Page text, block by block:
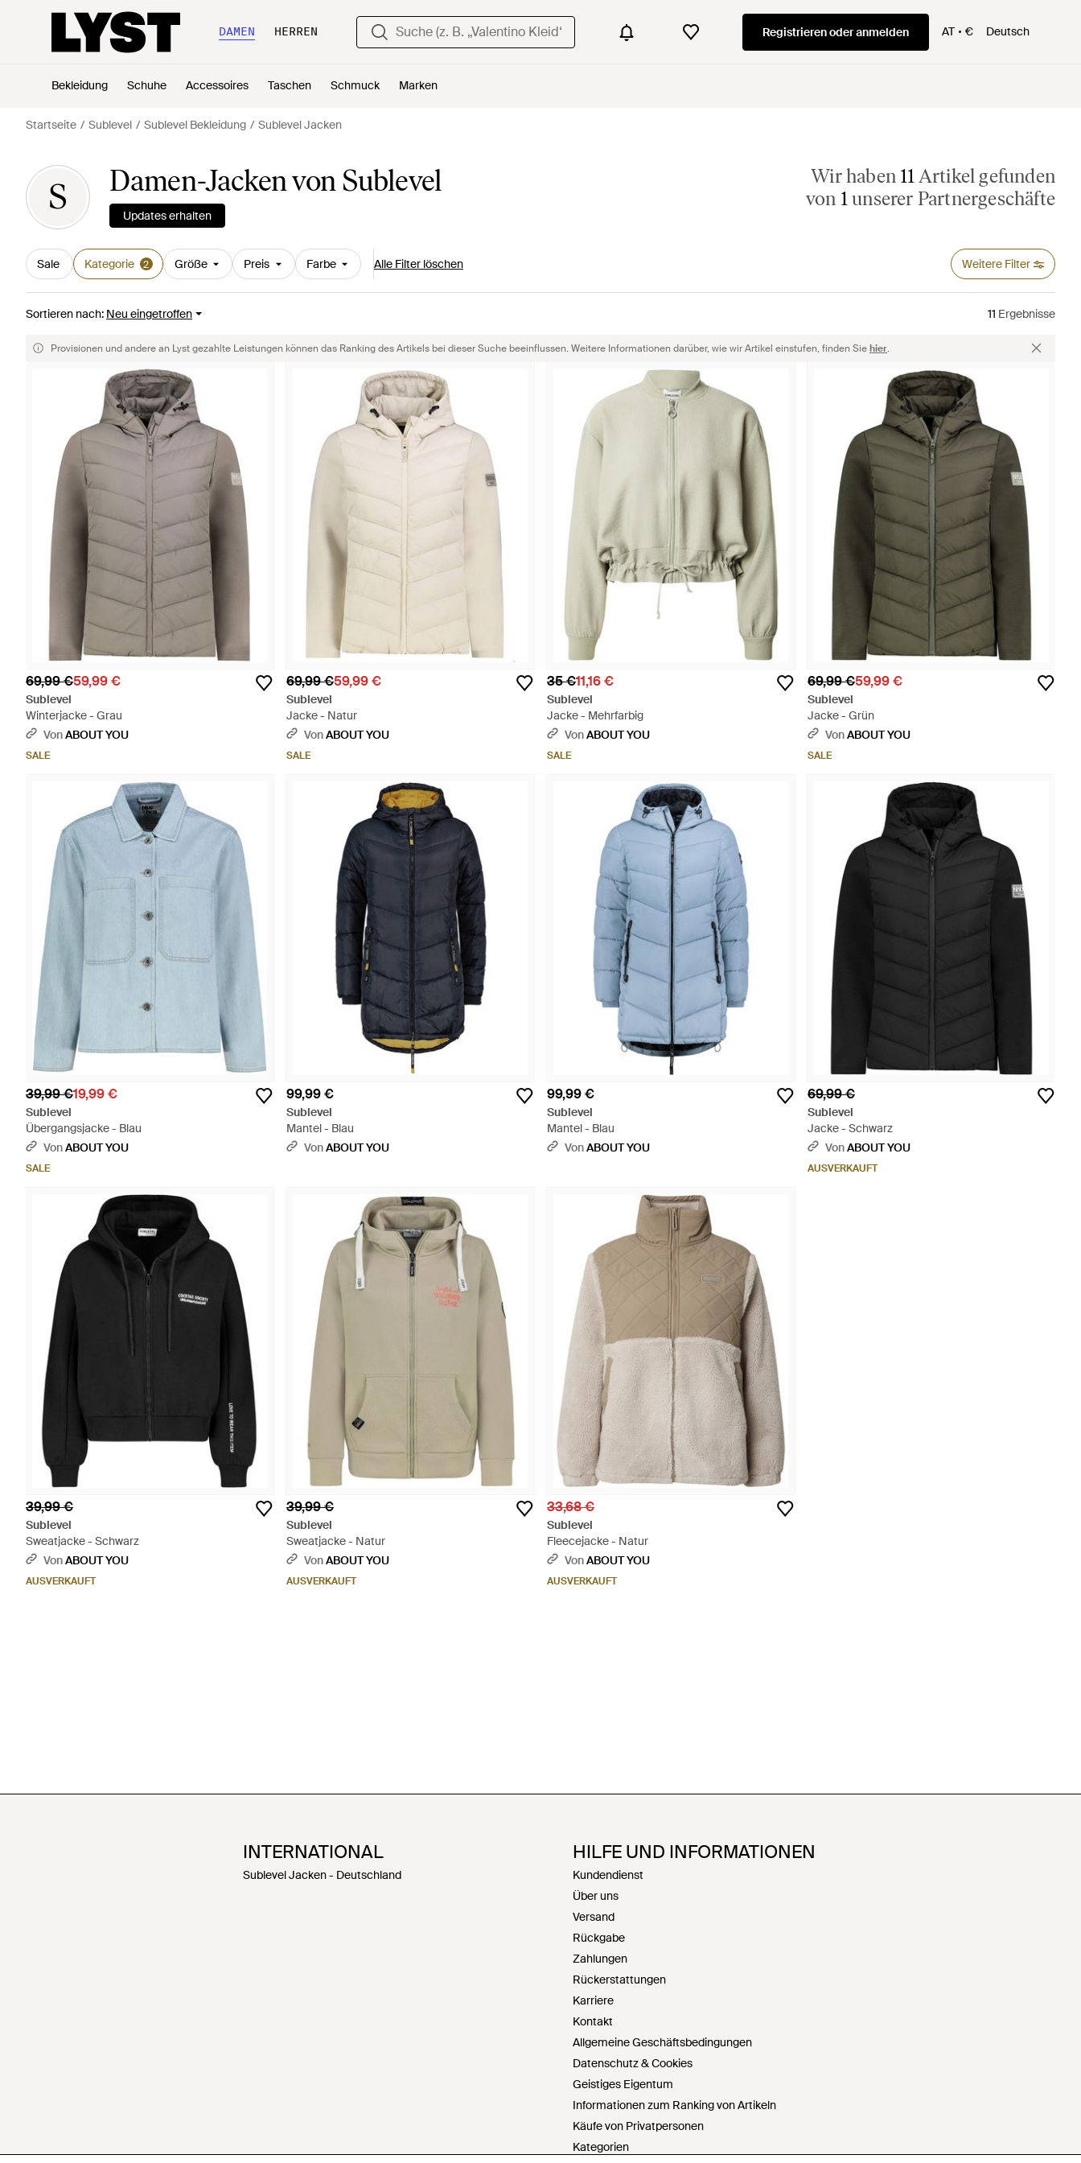
DAMEN HERREN Registrieren oder anmelden AT € Deutsch
Bekleidung Schuhe Accessoires Taschen Schmuck Marken
Startseite Sublevel Sublevel Bekleidung Sublevel Jacken
S Damen-Jacken von Sublevel
Updates erhalten
Wir haben 11Artikel gefunden
von 1unserer Partnergeschäfte
Sale Kategorie 2 Größe Preis Farbe Alle Filter löschen Weitere Filter
Sortieren nach: Neu eingetroffen 11 Ergebnisse
Provisionen und andere an Lyst gezahlte Leistungen können das Ranking des Artikels bei dieser Suche beeinflussen. Weitere Informationen darüber, wie wir Artikel einstufen, finden Siehier.
69,99 €59,99 €
Sublevel
Winterjacke - Grau
VonABOUT YOU
SALE
69,99 €59,99 €
Sublevel
Jacke - Natur
VonABOUT YOU
SALE
35 €11,16 €
Sublevel
Jacke - Mehrfarbig
VonABOUT YOU
SALE
69,99 €59,99 €
Sublevel
Jacke - Grün
VonABOUT YOU
SALE
39,99 €19,99 €
Sublevel
Übergangsjacke - Blau
VonABOUT YOU
SALE
99,99 €
Sublevel
Mantel - Blau
VonABOUT YOU
99,99 €
Sublevel
Mantel - Blau
VonABOUT YOU
69,99 €
Sublevel
Jacke - Schwarz
VonABOUT YOU
AUSVERKAUFT
39,99 €
Sublevel
Sweatjacke - Schwarz
VonABOUT YOU
AUSVERKAUFT
39,99 €
Sublevel
Sweatjacke - Natur
VonABOUT YOU
AUSVERKAUFT
33,68 €
Sublevel
Fleecejacke - Natur
VonABOUT YOU
AUSVERKAUFT
INTERNATIONAL
Sublevel Jacken - Deutschland
HILFE UND INFORMATIONEN
Kundendienst
Über uns
Versand
Rückgabe
Zahlungen
Rückerstattungen
Karriere
Kontakt
Allgemeine Geschäftsbedingungen
Datenschutz & Cookies
Geistiges Eigentum
Informationen zum Ranking von Artikeln
Käufe von Privatpersonen
Kategorien